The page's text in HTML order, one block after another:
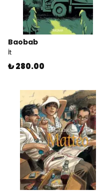
Baobab
İt
₺ 280.00